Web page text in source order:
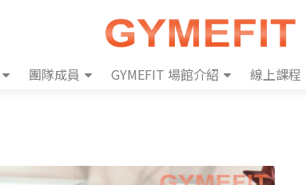
團隊成員 GYMEFIT 場館介紹 線上課程